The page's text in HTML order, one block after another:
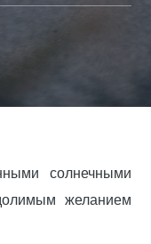
солнечными
желанием